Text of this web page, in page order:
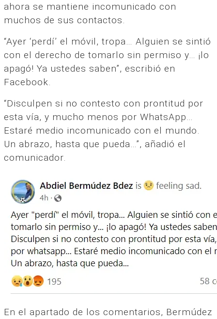
ahora se mantiene incomunicado con
muchos de sus contactos.
“Ayer ‘perdí’ el móvil, tropa… Alguien se sintió
con el derecho de tomarlo sin permiso y… ¡lo
apagó! Ya ustedes saben”, escribió en
Facebook.
“Disculpen si no contesto con prontitud por
esta vía, y mucho menos por WhatsApp…
Estaré medio incomunicado con el mundo.
Un abrazo, hasta que pueda…”, añadió el
comunicador.
En el apartado de los comentarios, Bermúdez